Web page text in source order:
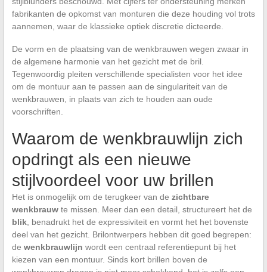
fabrikanten de opkomst van monturen die deze houding vol trots
aannemen, waar de klassieke optiek discretie dicteerde.
De vorm en de plaatsing van de wenkbrauwen wegen zwaar in
de algemene harmonie van het gezicht met de bril.
Tegenwoordig pleiten verschillende specialisten voor het idee
om de montuur aan te passen aan de singulariteit van de
wenkbrauwen, in plaats van zich te houden aan oude
voorschriften.
Waarom de wenkbrauwlijn zich
opdringt als een nieuwe
stijlvoordeel voor uw brillen
Het is onmogelijk om de terugkeer van de zichtbare
wenkbrauwte missen. Meer dan een detail, structureert het de
blik, benadrukt het de expressiviteit en vormt het het bovenste
deel van het gezicht. Brilontwerpers hebben dit goed begrepen:
de wenkbrauwlijn wordt een centraal referentiepunt bij het
kiezen van een montuur. Sinds kort brillen boven de